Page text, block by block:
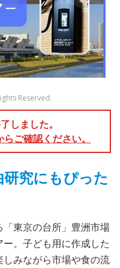
Reserved.
しました。
ご確認ください。
究にもぴった
東京の台所」豊洲市場
。子ども用に作成した
みながら市場や食の流